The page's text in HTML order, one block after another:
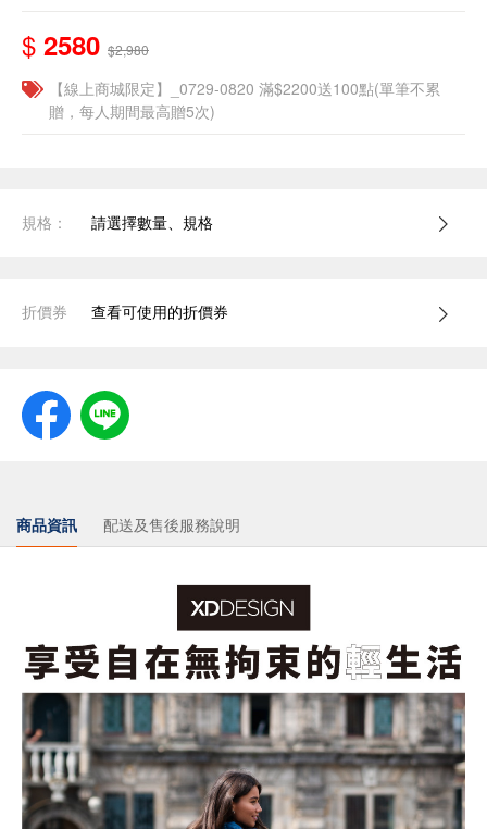
$ 2580 $2,980
【線上商城限定】_0729-0820 滿$2200送100點(單筆不累
贈，每人期間最高贈5次)
規格： 請選擇數量、規格
折價券 查看可使用的折價券
商品資訊 配送及售後服務說明